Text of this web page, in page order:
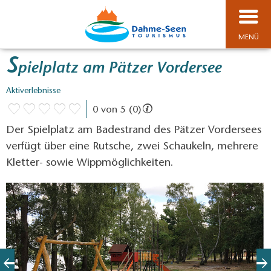
MENÜ
Spielplatz am Pätzer Vordersee
Aktiverlebnisse
0 von 5 (0)
Der Spielplatz am Badestrand des Pätzer Vordersees
verfügt über eine Rutsche, zwei Schaukeln, mehrere
Kletter- sowie Wippmöglichkeiten.